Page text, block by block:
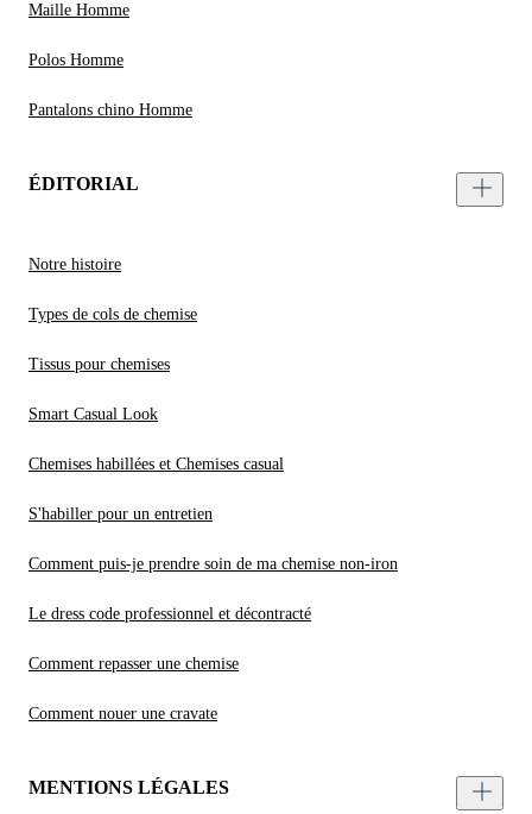
Maille Homme
Polos Homme
Pantalons chino Homme
ÉDITORIAL
Notre histoire
Types de cols de chemise
Tissus pour chemises
Smart Casual Look
Chemises habillées et Chemises casual
S'habiller pour un entretien
Comment puis-je prendre soin de ma chemise non-iron
Le dress code professionnel et décontracté
Comment repasser une chemise
Comment nouer une cravate
MENTIONS LÉGALES